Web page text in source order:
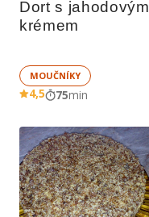
Dort s jahodovým
krémem
MOUČNÍKY
4,5 75min